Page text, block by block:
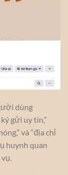
dùng
gửi uy tín,”
và “địa chỉ
huynh quan